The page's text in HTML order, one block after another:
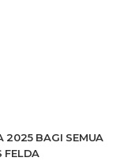
2025 BAGI SEMUA
FELDA